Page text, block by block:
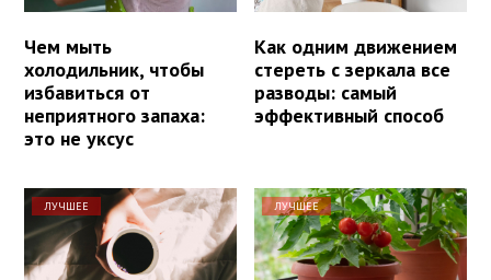
Чем мыть
холодильник, чтобы
избавиться от
неприятного запаха:
это не уксус
Как одним движением
стереть с зеркала все
разводы: самый
эффективный способ
ЛУЧШЕЕ ЛУЧШЕЕ